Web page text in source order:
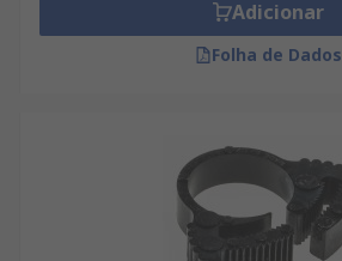
Adicionar
Folha de Dados